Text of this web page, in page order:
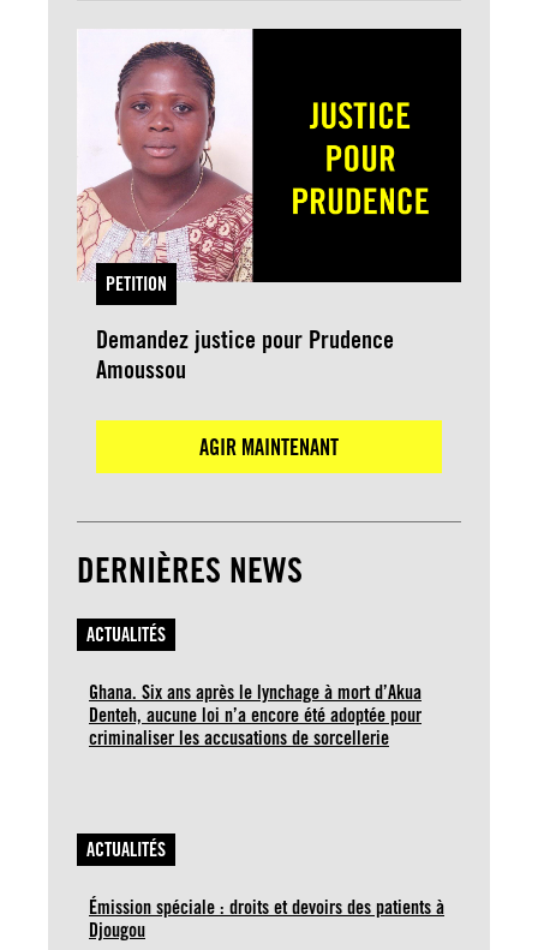
PETITION
Demandez justice pour Prudence
Amoussou
AGIR MAINTENANT
DERNIÈRES NEWS
ACTUALITÉS
Ghana. Six ans après le lynchage à mort d’Akua
Denteh, aucune loi n’a encore été adoptée pour
criminaliser les accusations de sorcellerie
ACTUALITÉS
Émission spéciale : droits et devoirs des patients à
Djougou